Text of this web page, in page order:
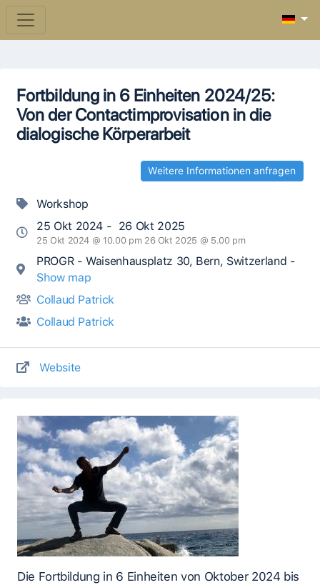
Fortbildung in 6 Einheiten 2024/25:
Von der Contactimprovisation in die
dialogische Körperarbeit
Weitere Informationen anfragen
Workshop
25 Okt 2024 - 26 Okt 2025
25 Okt 2024 @ 10.00 pm 26 Okt 2025 @ 5.00 pm
PROGR - Waisenhausplatz 30, Bern, Switzerland -
Show map
Collaud Patrick
Collaud Patrick
Website
Die Fortbildung in 6 Einheiten von Oktober 2024 bis